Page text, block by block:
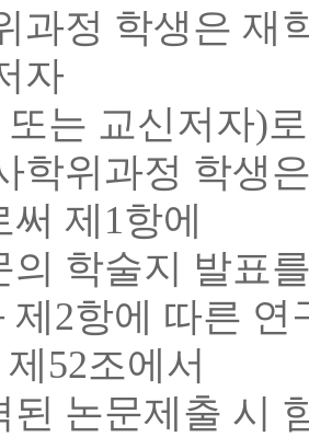
정 학생은 재
자
는 교신저자)
위과정 학생
제1항에
의 학술지 발표
2항에 따른 연
52조에서
논문제출 시